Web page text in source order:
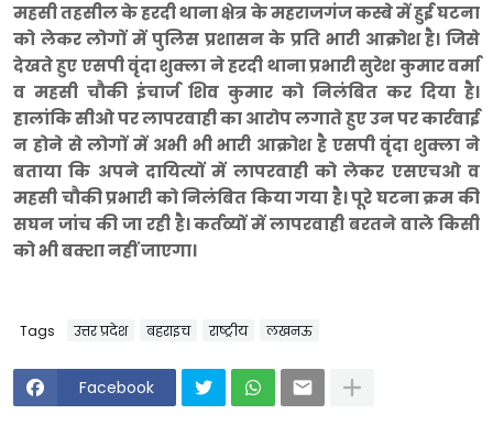
महसी तहसील के हरदी थाना क्षेत्र के महराजगंज कस्बे में हुई घटना
को लेकर लोगों में पुलिस प्रशासन के प्रति भारी आक्रोश है। जिसे
देखते हुए एसपी वृंदा शुक्ला ने हरदी थाना प्रभारी सुरेश कुमार वर्मा
व महसी चौकी इंचार्ज शिव कुमार को निलंबित कर दिया है।
हालांकि सीओ पर लापरवाही का आरोप लगाते हुए उन पर कार्रवाई
न होने से लोगों में अभी भी भारी आक्रोश है एसपी वृंदा शुक्ला ने
बताया कि अपने दायित्यों में लापरवाही को लेकर एसएचओ व
महसी चौकी प्रभारी को निलंबित किया गया है। पूरे घटना क्रम की
सघन जांच की जा रही है। कर्तव्यों में लापरवाही बरतने वाले किसी
को भी बक्शा नहीं जाएगा।
Tags उत्तर प्रदेश बहराइच राष्ट्रीय लखनऊ
Facebook